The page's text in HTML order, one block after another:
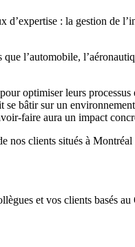
d’expertise : la gestion de
l’automobile,
optimiser leurs
bâtir sur un
faire aura un impact
nos clients situés à
et vos clients basés